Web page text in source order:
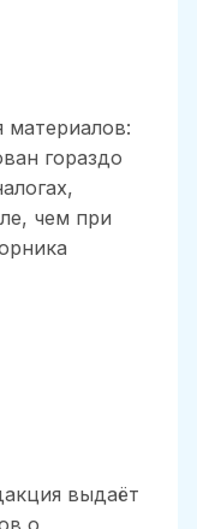
материалов:
гораздо
чем при
выдаёт
о